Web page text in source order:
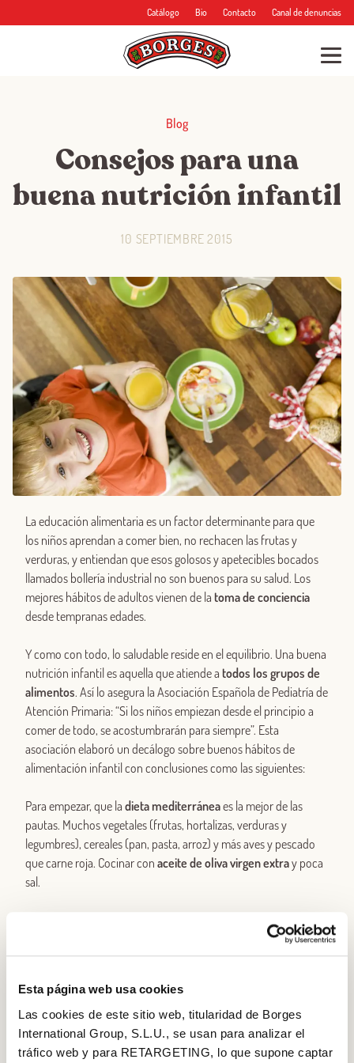
Esta página web usa cookies
Las cookies de este sitio web, titularidad de Borges
International Group, S.L.U., se usan para analizar el
tráfico web y para RETARGETING, lo que supone captar
Catálogo Bio Contacto Canal de denuncias
Blog
Consejos para una
buena nutrición infantil
10 SEPTIEMBRE 2015
La educación alimentaria es un factor determinante para que
los niños aprendan a comer bien, no rechacen las frutas y
verduras, y entiendan que esos golosos y apetecibles bocados
llamados bollería industrial no son buenos para su salud. Los
mejores hábitos de adultos vienen de la toma de conciencia
desde tempranas edades.
Y como con todo, lo saludable reside en el equilibrio. Una buena
nutrición infantil es aquella que atiende a todos los grupos de
alimentos. Así lo asegura la Asociación Española de Pediatría de
Atención Primaria: “Si los niños empiezan desde el principio a
comer de todo, se acostumbrarán para siempre”. Esta
asociación elaboró un decálogo sobre buenos hábitos de
alimentación infantil con conclusiones como las siguientes:
Para empezar, que la dieta mediterráneaes la mejor de las
pautas. Muchos vegetales (frutas, hortalizas, verduras y
legumbres), cereales (pan, pasta, arroz) y más aves y pescado
que carne roja. Cocinar con aceite de oliva virgen extray poca
sal.
un buen
, donde no falte el lácteo, los cereales y fruta (pieza
entera, zumo natural o tomate). Todos los días deben tomar
raciones, de las que dos o tres deben ser frutas enteras. Zumos
naturales, solo uno al día. Y recuerda que elaguaes la única de
las bebidas necesarias.